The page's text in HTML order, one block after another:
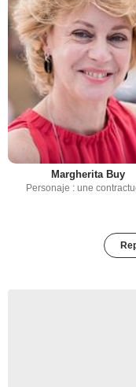
Margherita Buy
Personaje : une